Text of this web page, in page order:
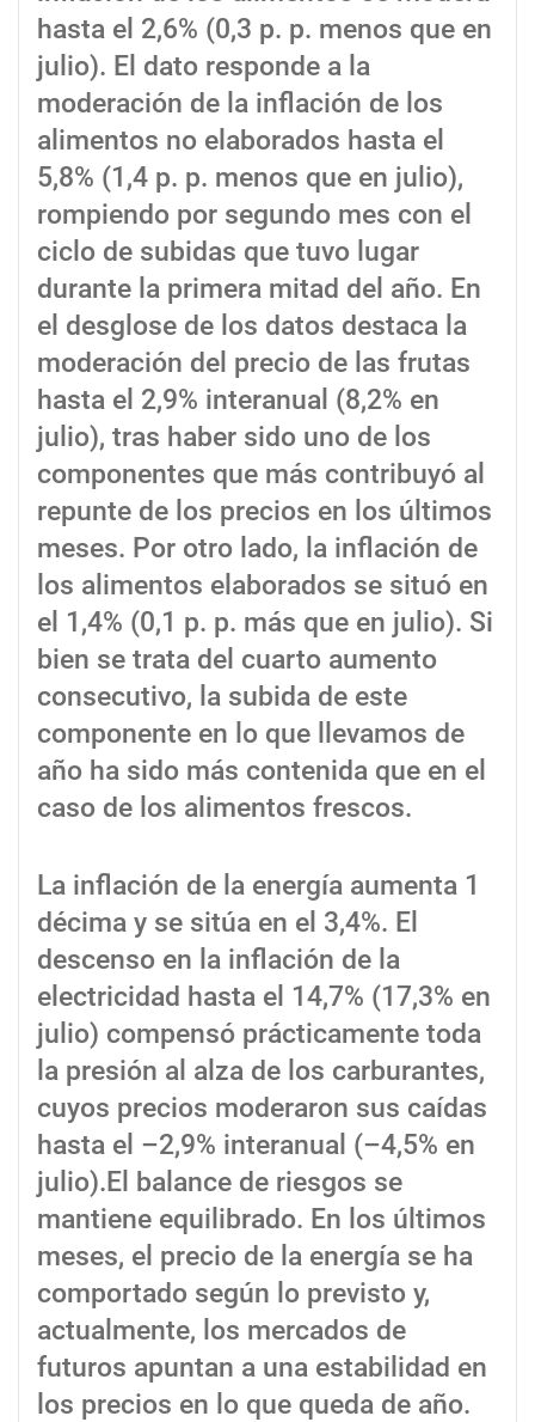
hasta el 2,6% (0,3 p. p. menos que en
julio). El dato responde a la
moderación de la inflación de los
alimentos no elaborados hasta el
5,8% (1,4 p. p. menos que en julio),
rompiendo por segundo mes con el
ciclo de subidas que tuvo lugar
durante la primera mitad del año. En
el desglose de los datos destaca la
moderación del precio de las frutas
hasta el 2,9% interanual (8,2% en
julio), tras haber sido uno de los
componentes que más contribuyó al
repunte de los precios en los últimos
meses. Por otro lado, la inflación de
los alimentos elaborados se situó en
el 1,4% (0,1 p. p. más que en julio). Si
bien se trata del cuarto aumento
consecutivo, la subida de este
componente en lo que llevamos de
año ha sido más contenida que en el
caso de los alimentos frescos.
La inflación de la energía aumenta 1
décima y se sitúa en el 3,4%. El
descenso en la inflación de la
electricidad hasta el 14,7% (17,3% en
julio) compensó prácticamente toda
la presión al alza de los carburantes,
cuyos precios moderaron sus caídas
hasta el –2,9% interanual (–4,5% en
julio).El balance de riesgos se
mantiene equilibrado. En los últimos
meses, el precio de la energía se ha
comportado según lo previsto y,
actualmente, los mercados de
futuros apuntan a una estabilidad en
los precios en lo que queda de año.